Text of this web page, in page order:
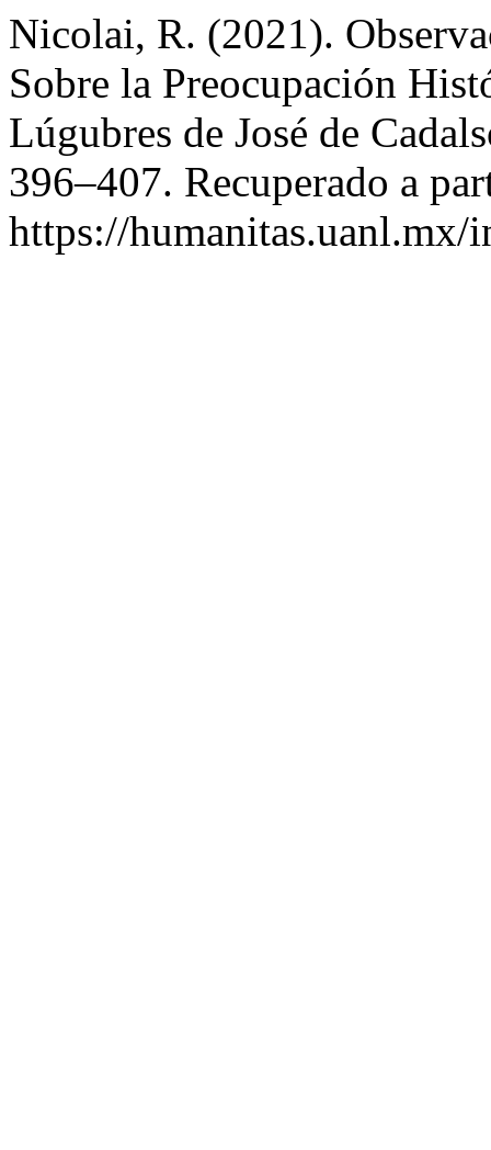
Nicolai, R. (2021).
Sobre la Preocupación
Lúgubres de José de
396–407. Recuperado a
https://